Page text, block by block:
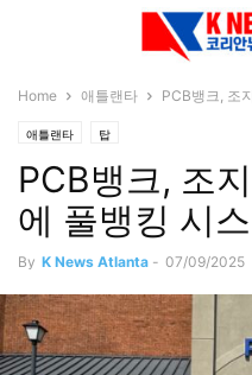
Home 애틀랜타 PCB뱅크, 조
애틀랜타 탑
PCB뱅크, 조
에 풀뱅킹 시
By K News Atlanta - 07/09/2025